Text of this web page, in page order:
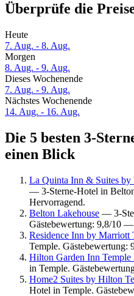
Überprüfe die
Heute
7. Aug. - 8. Aug.
Morgen
8. Aug. - 9. Aug.
Dieses Wochenende
7. Aug. - 9. Aug.
Nächstes Wochenende
14. Aug. - 16. Aug.
Die 5 besten 3-
einen Blick
La Quinta Inn & Suites by
— 3-Sterne-Hotel in
Hervorragend.
Belton Lakehouse — 3-
Gästebewertung: 9,8/10
Residence Inn by Marriott
Temple.
Hilton Garden Inn Temple
in Temple.
Home2 Suites by Hilton
Hotel in Temple.